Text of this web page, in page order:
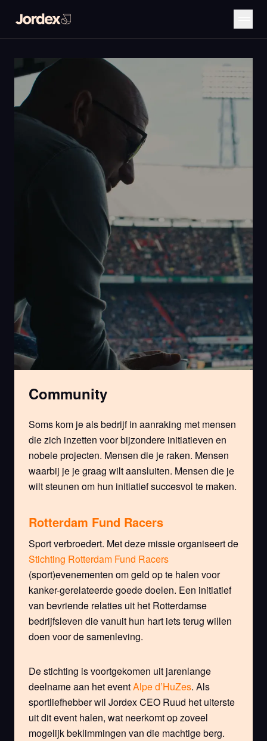
Community
Soms kom je als bedrijf in aanraking met mensen
die zich inzetten voor bijzondere initiatieven en
nobele projecten. Mensen die je raken. Mensen
waarbij je je graag wilt aansluiten. Mensen die je
wilt steunen om hun initiatief succesvol te maken.
Rotterdam Fund Racers
Sport verbroedert. Met deze missie organiseert de
Stichting Rotterdam Fund Racers
(sport)evenementen om geld op te halen voor
kanker-gerelateerde goede doelen. Een initiatief
van bevriende relaties uit het Rotterdamse
bedrijfsleven die vanuit hun hart iets terug willen
doen voor de samenleving.
De stichting is voortgekomen uit jarenlange
deelname aan het eventAlpe d’HuZes. Als
sportliefhebber wil Jordex CEO Ruud het uiterste
uit dit event halen, wat neerkomt op zoveel
mogelijk beklimmingen van die machtige berg.